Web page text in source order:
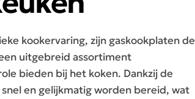
kookervaring, zijn gaskookplaten de
uitgebreid assortiment
bieden bij het koken. Dankzij de
en gelijkmatig worden bereid, wat